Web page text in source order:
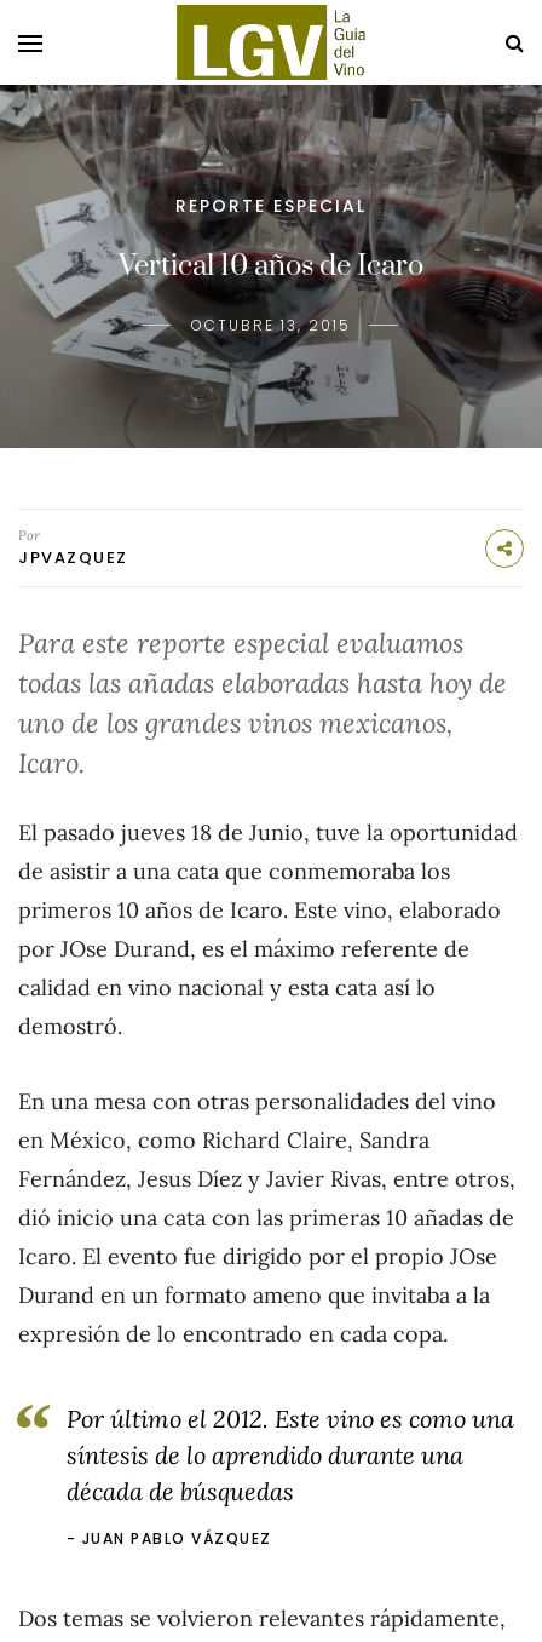
REPORTE ESPECIAL
Vertical 10 años de Icaro
OCTUBRE 13, 2015
Por
JPVAZQUEZ
Para este reporte especial evaluamos
todas las añadas elaboradas hasta hoy de
uno de los grandes vinos mexicanos,
Icaro.
El pasado jueves 18 de Junio, tuve la oportunidad
de asistir a una cata que conmemoraba los
primeros 10 años de Icaro. Este vino, elaborado
por JOse Durand, es el máximo referente de
calidad en vino nacional y esta cata así lo
demostró.
En una mesa con otras personalidades del vino
en México, como Richard Claire, Sandra
Fernández, Jesus Díez y Javier Rivas, entre otros,
dió inicio una cata con las primeras 10 añadas de
Icaro. El evento fue dirigido por el propio JOse
Durand en un formato ameno que invitaba a la
expresión de lo encontrado en cada copa.
Por último el 2012. Este vino es como una
síntesis de lo aprendido durante una
década de búsquedas
JUAN PABLO VÁZQUEZ
Dos temas se volvieron relevantes rápidamente,